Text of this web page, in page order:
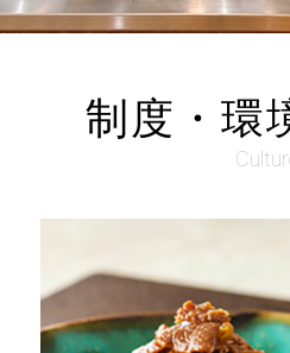
制度・環